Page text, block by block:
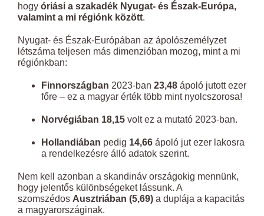
hogy óriási a szakadék Nyugat- és Észak-Európa,
valamint a mi régiónk között.
Nyugat- és Észak-Európában az ápolószemélyzet
létszáma teljesen más dimenzióban mozog, mint a mi
régiónkban:
Finnországban 2023-ban 23,48 ápoló jutott ezer
főre – ez a magyar érték több mint nyolcszorosa!
Norvégiában 18,15 volt ez a mutató 2023-ban.
Hollandiában pedig 14,66 ápoló jut ezer lakosra
a rendelkezésre álló adatok szerint.
Nem kell azonban a skandináv országokig mennünk,
hogy jelentős különbségeket lássunk. A
szomszédos Ausztriában (5,69) a duplája a kapacitás
a magyarországinak.